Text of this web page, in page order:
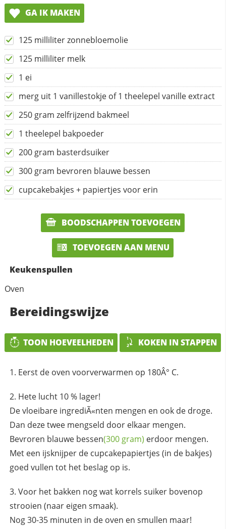
GA IK MAKEN
125 milliliter zonnebloemolie
125 milliliter melk
1 ei
merg uit 1 vanillestokje of 1 theelepel vanille extract
250 gram zelfrijzend bakmeel
1 theelepel bakpoeder
200 gram basterdsuiker
300 gram bevroren blauwe bessen
cupcakebakjes + papiertjes voor erin
BOODSCHAPPEN TOEVOEGEN
TOEVOEGEN AAN MENU
Keukenspullen
Oven
Bereidingswijze
TOON HOEVEELHEDEN KOKEN IN STAPPEN
Eerst de oven voorverwarmen op 180Â° C.
Hete lucht 10 % lager!
De vloeibare ingrediÃ«nten mengen en ook de droge.
Dan deze twee mengseld door elkaar mengen.
Bevroren blauwe bessen(300 gram) erdoor mengen.
Met een ijsknijper de cupcakepapiertjes (in de bakjes)
goed vullen tot het beslag op is.
Voor het bakken nog wat korrels suiker bovenop
strooien (naar eigen smaak).
Nog 30-35 minuten in de oven en smullen maar!